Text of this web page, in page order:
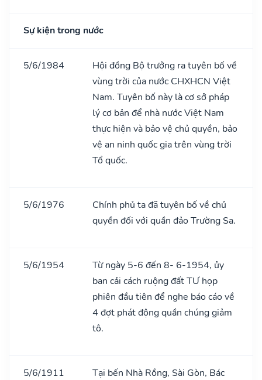
Sự kiện trong nước
5/6/1984
Hội đồng Bộ trưởng ra tuyên bố về
vùng trời của nước CHXHCN Việt
Nam. Tuyên bố này là cơ sở pháp
lý cơ bản để nhà nước Việt Nam
thực hiện và bảo vệ chủ quyền, bảo
vệ an ninh quốc gia trên vùng trời
Tổ quốc.
5/6/1976
Chính phủ ta đã tuyên bố về chủ
quyền đối với quần đảo Trường Sa.
5/6/1954
Từ ngày 5-6 đến 8- 6-1954, ủy
ban cải cách ruộng đất TƯ họp
phiên đầu tiên để nghe báo cáo về
4 đợt phát động quần chúng giảm
tô.
5/6/1911
Tại bến Nhà Rồng, Sài Gòn, Bác